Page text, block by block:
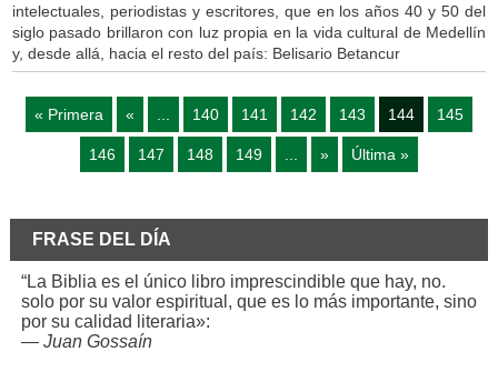
intelectuales, periodistas y escritores, que en los años 40 y 50 del
siglo pasado brillaron con luz propia en la vida cultural de Medellín
y, desde allá, hacia el resto del país: Belisario Betancur
« Primera « 140 141 142 143 144 145
146 147 148 149 » Última »
FRASE DEL DÍA
“La Biblia es el único libro imprescindible que hay, no.
solo por su valor espiritual, que es lo más importante, sino
por su calidad literaria»:
— Juan Gossaín